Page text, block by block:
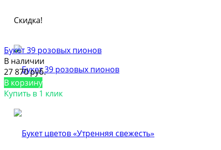
Скидка!
Букет 39 розовых пионов
В наличии
27 870 руб.
В корзину
Купить в 1 клик